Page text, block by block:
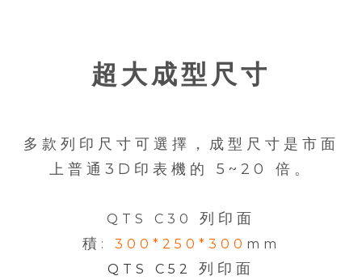
超大成型尺寸
多款列印尺寸可選擇，成型尺寸是市面
上普通3D印表機的 5~20 倍。
​QTS C30 列印面
積 : 300*250*300 mm​
QTS C52 列印面